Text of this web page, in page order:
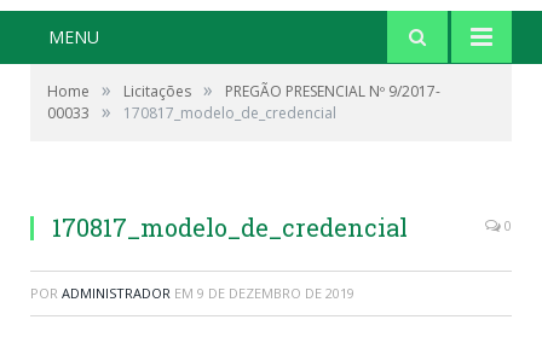
MENU
Home » Licitações »
PREGÃO PRESENCIAL Nº 9/2017-
00033
» 170817_modelo_de_credencial
170817_modelo_de_credencial 0
POR ADMINISTRADOR EM 9 DE DEZEMBRO DE 2019